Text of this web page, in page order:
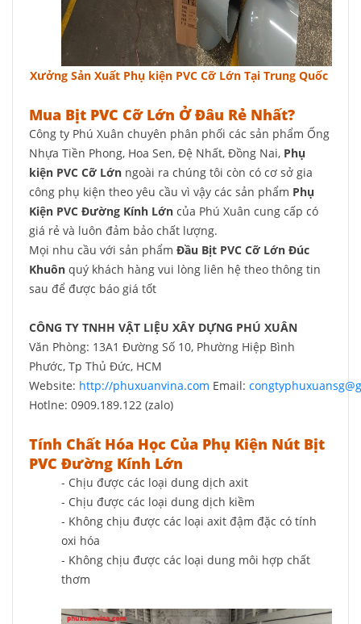
Xưởng Sản Xuất Phụ kiện PVC Cỡ Lớn Tại Trung Quốc
Mua Bịt PVC Cỡ Lớn Ở Đâu Rẻ Nhất?
Công ty Phú Xuân chuyên phân phối các sản phẩm Ống
Nhựa Tiền Phong, Hoa Sen, Đệ Nhất, Đồng Nai, Phụ
kiện PVC Cỡ Lớn ngoài ra chúng tôi còn có cơ sở gia
công phụ kiện theo yêu cầu vì vậy các sản phẩm Phụ
Kiện PVC Đường Kính Lớn của Phú Xuân cung cấp có
giá rẻ và luôn đảm bảo chất lượng.
Mọi nhu cầu với sản phẩm Đầu Bịt PVC Cỡ Lớn Đúc
Khuôn quý khách hàng vui lòng liên hệ theo thông tin
sau để được báo giá tốt
CÔNG TY TNHH VẬT LIỆU XÂY DỰNG PHÚ XUÂN
Văn Phòng: 13A1 Đường Số 10, Phường Hiệp Bình
Phước, Tp Thủ Đức, HCM
Website: http://phuxuanvina.com Email:
Hotlne: 0909.189.122 (zalo)
Tính Chất Hóa Học Của Phụ Kiện Nút Bịt
PVC Đường Kính Lớn
- Chịu được các loại dung dịch axit
- Chịu được các loại dung dịch kiềm
- Không chịu được các loại axit đậm đặc có tính
oxi hóa
- Không chịu được các loại dung môi hợp chất
thơm